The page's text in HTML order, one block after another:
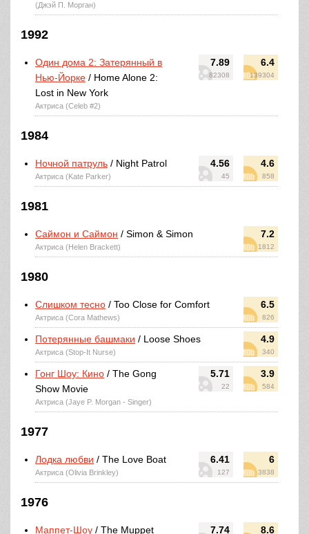
(Джэй П. Морган)
1992
7.89
82308
6.4
139304
Один дома 2: Затерянный в
Нью-Йорке / Home Alone 2:
Lost in New York
Актриса (Celeb #2)
1984
4.56
45
4.6
858
Ночной патруль / Night Patrol
Актриса (Kate Parker)
1981
7.2
1812
Саймон и Саймон / Simon & Simon
Актриса (Helen Brackett)
1980
6.5
826
Слишком тесно / Too Close for Comfort
Актриса (Cora Mathews)
4.9
340
Потерянные башмаки / Loose Shoes
Актриса (Stop-It Nurse)
5.71
22
3.9
584
Гонг Шоу: Кино / The Gong
Show Movie
Актриса (Jaye P. Morgan - Singer)
1977
6.41
127
6
3838
Лодка любви / The Love Boat
Актриса (Olivia Brinkley)
1976
7.74 8.6
Маппет-Шоу / The Muppet